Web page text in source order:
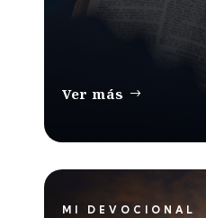
Ver más
MI DEVOCIONAL